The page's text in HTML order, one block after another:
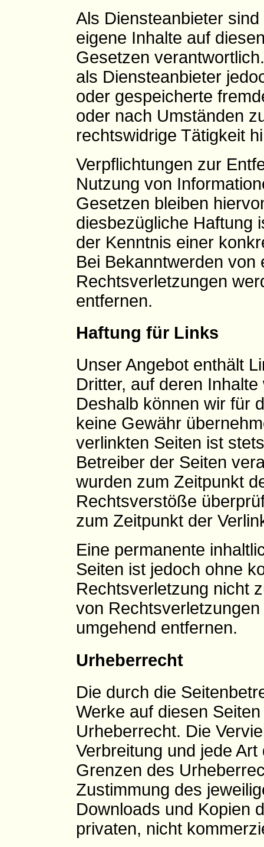
Als Diensteanbieter
eigene Inhalte auf
Gesetzen
als Diensteanbieter
oder gespeicherte
oder nach Umständen
rechtswidrige Tätigkeit
Verpflichtungen zur
Nutzung von
Gesetzen bleiben
diesbezügliche Haftung
der Kenntnis einer
Bei Bekanntwerden von
Rechtsverletzungen
entfernen.
Haftung für Links
Unser Angebot enthält
Dritter, auf deren
Deshalb können wir für
keine Gewähr
verlinkten Seiten ist
Betreiber der Seiten
wurden zum Zeitpunkt
Rechtsverstöße
zum Zeitpunkt der
Eine permanente
Seiten ist jedoch ohne
Rechtsverletzung nicht
von
umgehend entfernen.
Urheberrecht
Die durch die
Werke auf diesen
Urheberrecht. Die
Verbreitung und jede
Grenzen des
Zustimmung des
Downloads und Kopien
privaten, nicht